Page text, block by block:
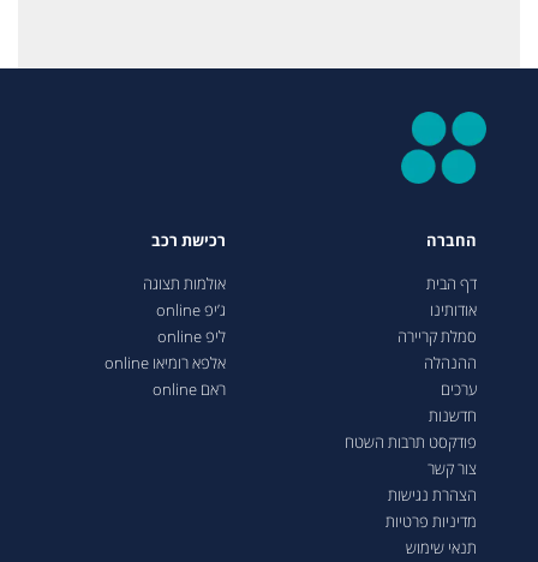
החברה
דף הבית
אודותינו
סמלת קריירה
ההנהלה
ערכים
חדשנות
פודקסט תרבות השטח
צור קשר
הצהרת נגישות
מדיניות פרטיות
תנאי שימוש
רכישת רכב
אולמות תצוגה
ג’יפ online
ליפ online
אלפא רומיאו online
ראם online